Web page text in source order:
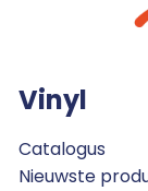
Vinyl
Catalogus
Nieuwste